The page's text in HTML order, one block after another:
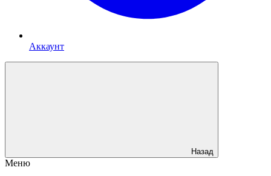
Аккаунт
Назад
Меню